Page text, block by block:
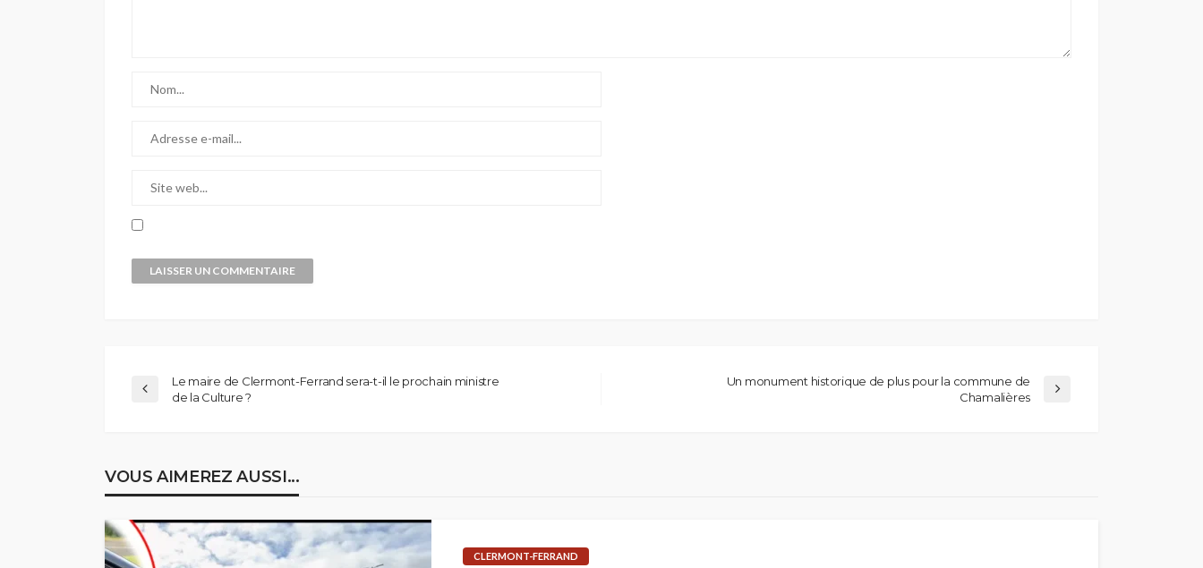
Le maire de Clermont-Ferrand sera-t-il le prochain ministre
de la Culture ?
Un monument historique de plus pour la commune de
Chamalières
VOUS AIMEREZ AUSSI...
CLERMONT-FERRAND